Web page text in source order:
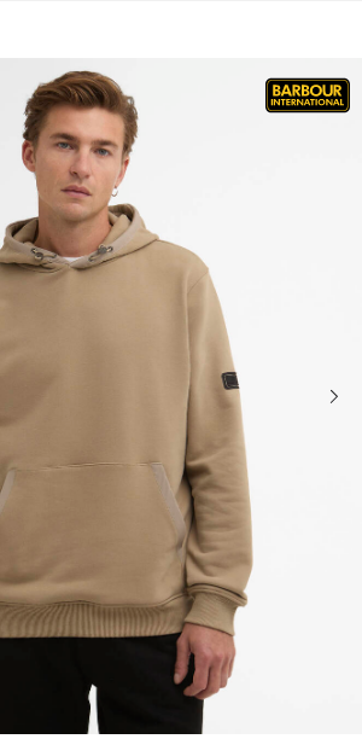
la nostra Dichiarazione di Accessibilità